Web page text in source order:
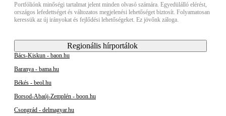
Portfóliónk minőségi tartalmat jelent minden olvasó számára. Egyedülálló elérést,
országos lefedettséget és változatos megjelenési lehetőséget biztosít. Folyamatosan
keressük az új irányokat és fejlődési lehetőségeket. Ez jövőnk záloga.
Regionális hírportálok
Bács-Kiskun - baon.hu
Baranya - bama.hu
Békés - beol.hu
Borsod-Abaúj-Zemplén - boon.hu
Csongrád - delmagyar.hu